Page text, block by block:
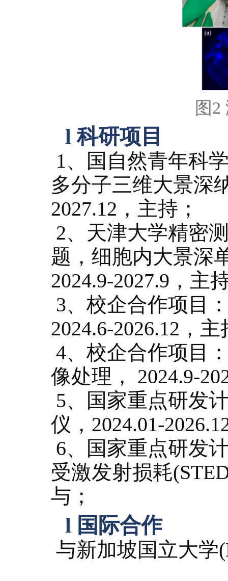
图2
l科研项目
1、
国自然青年科
多分子三维大景深
2027.12，主持；
2、 天津大学精密
题，细胞内大景深
2024.9-2027.9，主
3、 校企合作项目
2024.6-2026.12，主
4、 校企合作项目
像处理，
2024.9-
5、
国家重点研发
仪 ， 2024.01-2026.
6、
国家重点研发
受激发射损耗
与 ；
l 国际合作
与新加坡国立大学